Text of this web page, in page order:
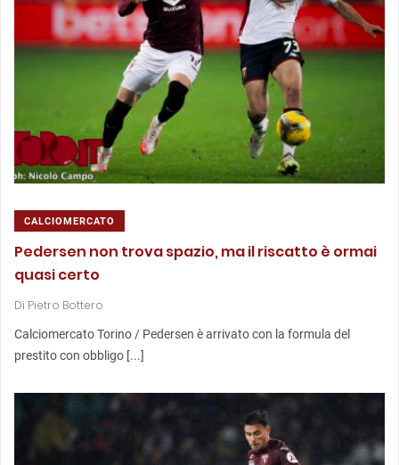
CALCIOMERCATO
Pedersen non trova spazio, ma il riscatto è ormai
quasi certo
Di Pietro Bottero
Calciomercato Torino / Pedersen è arrivato con la formula del
prestito con obbligo [...]